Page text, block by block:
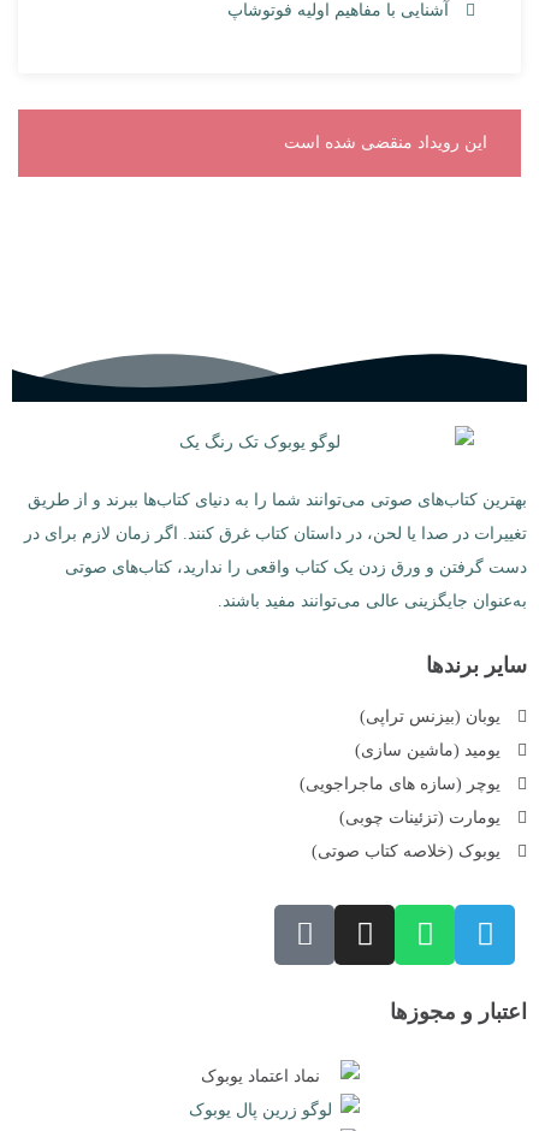
آشنایی با مفاهیم اولیه فوتوشاپ
این رویداد منقضی شده است
بهترین کتاب‌های صوتی می‌توانند شما را به دنیای کتاب‌ها ببرند و از طریق
تغییرات در صدا یا لحن، در داستان کتاب غرق کنند. اگر زمان لازم برای در
دست گرفتن و ورق زدن یک کتاب واقعی را ندارید، کتاب‌های صوتی
به‌عنوان جایگزینی عالی می‌توانند مفید باشند.
سایر برندها
یوبان (بیزنس تراپی)
یومید (ماشین سازی)
یوچر (سازه های ماجراجویی)
یومارت (تزئینات چوبی)
یوبوک (خلاصه کتاب صوتی)
اعتبار و مجوزها